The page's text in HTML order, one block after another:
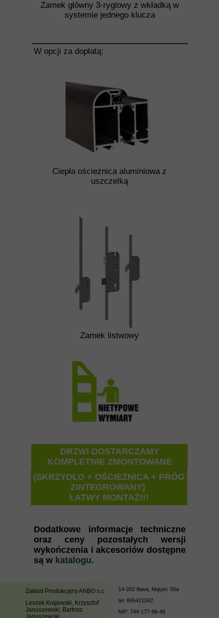
Zamek listwowy
Zamek główny 3-ryglowy z wkładką w
systemie jednego klucza
W opcji za dopłatą:
Ciepła ościeżnica aluminiowa z
uszczelką
(SKRZYDŁO + OŚCIEŻNICA + PRÓG
ZINTEGROWANY)
ŁATWY MONTAŻ!!!
DRZWI DOSTARCZAMY
KOMPLETNIE ZMONTOWANE
Dodatkowe informacje techniczne
oraz ceny pozostałych wersji
wykończenia i akcesoriów dostępne
są w katalogu.
14-202 Iława, Mątyki 56a
tel. 896421062
NIP: 744-177-96-48
Zakład Produkcyjny ANBO s.c
Leszek Krajewski, Krzysztof
Januszewski, Bartosz
Januszewski